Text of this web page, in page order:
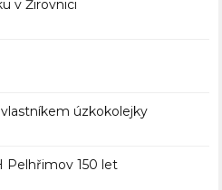
v Žirovnici
úzkokolejky
Pelhřimov 150 let